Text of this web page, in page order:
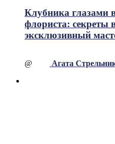
Клубника глазами
флориста: секреты
эксклюзивный
@ Агата